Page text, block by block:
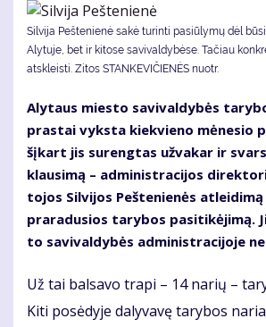
Silvija Peštenienė sakė turinti pasiūlymų dėl
Alytuje, bet ir kitose savivaldybėse. Tačiau
atskleisti. Zitos STANKEVIČIENĖS nuotr.
Aly­taus mies­to sa­vi­val­dy­bės
pras­tai vyks­ta kiek­vie­no mė­ne­sio
šį­kart jis su­reng­tas už­va­kar ir
klau­si­mą – ad­mi­nist­ra­ci­jos
to­jos Sil­vi­jos Peš­te­nie­nės
pra­ra­du­sios ta­ry­bos pa­si­ti­kė­ji­mą.
to sa­vi­val­dy­bės ad­mi­nist­ra­ci­jo­je
Už tai bal­sa­vo tra­pi – 14 na­rių –
Ki­ti po­sė­dy­je da­ly­va­vę ta­ry­bos